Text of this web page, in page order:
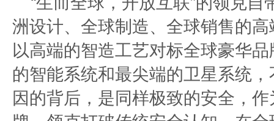
洲设计、全球制造、全球销售的
以高端的智造工艺对标全球豪华
的智能系统和最尖端的卫星系统
因的背后，是同样极致的安全，